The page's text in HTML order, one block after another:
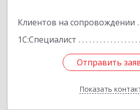
Клиентов на сопровождении
1С:Специалист
Отправить
Показать
Отправить
Назад